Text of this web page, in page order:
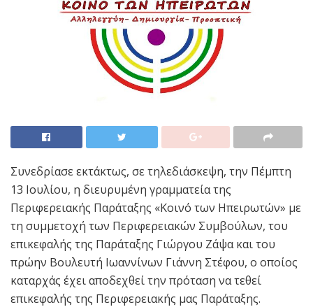
Συνεδρίασε εκτάκτως, σε τηλεδιάσκεψη, την Πέμπτη
13 Ιουλίου, η διευρυμένη γραμματεία της
Περιφερειακής Παράταξης «Κοινό των Ηπειρωτών» με
τη συμμετοχή των Περιφερειακών Συμβούλων, του
επικεφαλής της Παράταξης Γιώργου Ζάψα και του
πρώην Βουλευτή Ιωαννίνων Γιάννη Στέφου, ο οποίος
καταρχάς έχει αποδεχθεί την πρόταση να τεθεί
επικεφαλής της Περιφερειακής μας Παράταξης.